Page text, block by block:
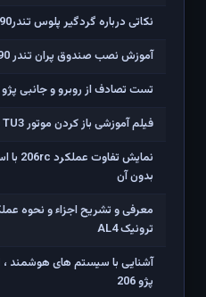
نکاتی درباره گردگیر پلوس تندر90 و ساندرو
آموزش نصب صندوق پران تندر 90
تست تصادف از روبرو و جانبی پژو 206 و پژو 207
فیلم آموزشی باز کردن موتور TU3 (موتور 206 تیپ 2)
بدون آن
معرفی و تشریح اجزاء و نحوه
ترونیک AL4
پژو 206